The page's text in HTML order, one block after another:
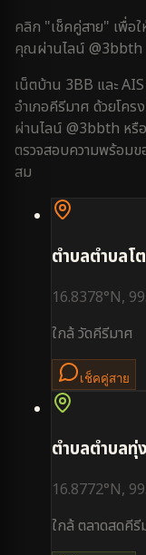
คลิก "เช็คคู่สาย" เพื่อ
คุณผ่านไลน์ @3bbth
เน็ตบ้าน 3BB และ
อำเภอคีรีมาศ ด้วยโคร
ผ่านไลน์ @3bbth หรื
ตรวจสอบความพร้อมข
สม
ตำบลตำบลโ
16.8378°N,
ใกล้วัดคีรีมาศ
เช็คคู่สาย
ตำบลตำบลทุ่
16.8772°N,
ใกล้ตลาดสดคีรี